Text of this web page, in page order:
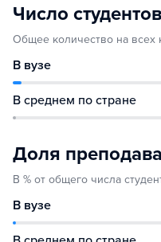
Число студентов
Общее количество на всех
В вузе
В среднем по стране
Доля
В % от общего числа
В вузе